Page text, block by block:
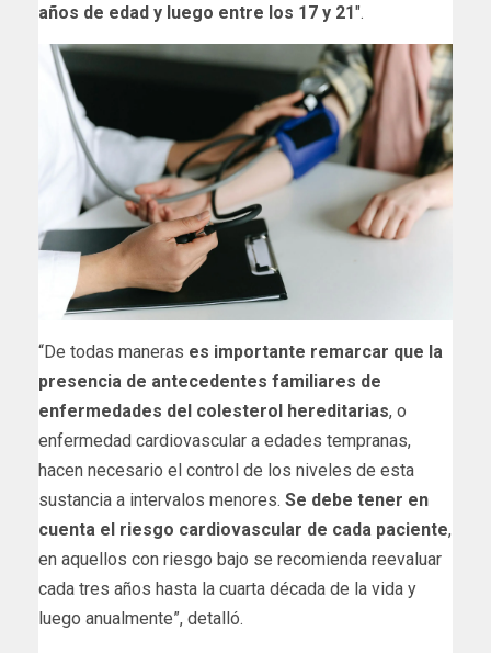
años de edad y luego entre los 17 y 21″.
“De todas maneras es importante remarcar que la
presencia de antecedentes familiares de
enfermedades del colesterol hereditarias, o
enfermedad cardiovascular a edades tempranas,
hacen necesario el control de los niveles de esta
sustancia a intervalos menores. Se debe tener en
cuenta el riesgo cardiovascular de cada paciente,
en aquellos con riesgo bajo se recomienda reevaluar
cada tres años hasta la cuarta década de la vida y
luego anualmente”, detalló.